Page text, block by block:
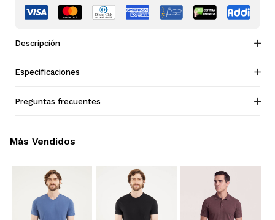
Descripción
Especificaciones
Preguntas frecuentes
Más Vendidos